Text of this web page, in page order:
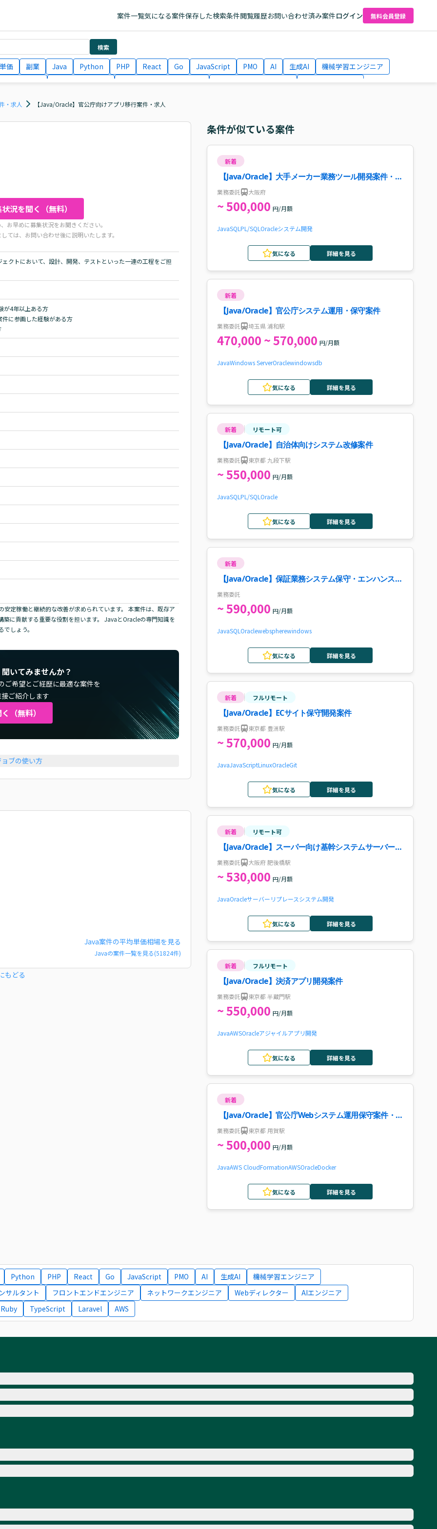
案件一覧気になる案件保存した検索条件閲覧履歴お問い合わせ済み案件ログイン 無料会員登録
検索
価 副業 Java Python PHP React Go JavaScript PMO AI 生成AI
機械学習エンジニア
月収100万円 業務委託
・求人 【Java/Oracle】官公庁向けアプリ移行案件・求人
況を聞く（無料）
お早めに募集状況をお聞きください。
ては、お問い合わせ後に説明いたします。
クトにおいて、設計、開発、テストといった一連の工程をご担
が4年以上ある方
に参画した経験がある方
定稼働と継続的な改善が求められています。 本案件は、既存ア
に貢献する重要な役割を担います。 JavaとOracleの専門知識を
しょう。
いてみませんか？
ご希望とご経歴に最適な案件を
ご紹介します
（無料）
ブの使い方
Java案件の平均単価相場を見る
Javaの案件一覧を見る(51824件)
もどる
条件が似ている案件
新着
【Java/Oracle】大手メーカー業務ツール開発案件・求
人
業務委託 大阪府
~ 500,000 円/月額
JavaSQL PL/SQL Oracleシステム開発
気になる 詳細を見る
新着
【Java/Oracle】官公庁システム運用・保守案件
業務委託 埼玉県 浦和駅
470,000 ~ 570,000 円/月額
JavaWindows ServerOraclewindowsdb
気になる 詳細を見る
新着 リモート可
【Java/Oracle】自治体向けシステム改修案件
業務委託 東京都 九段下駅
~ 550,000 円/月額
JavaSQL PL/SQL Oracle
気になる 詳細を見る
新着
【Java/Oracle】保証業務システム保守・エンハンス案
件・求人
業務委託
~ 590,000 円/月額
JavaSQL Oraclewebspherewindows
気になる 詳細を見る
新着 フルリモート
【Java/Oracle】ECサイト保守開発案件
業務委託 東京都 豊洲駅
~ 570,000 円/月額
JavaJavaScriptLinuxOracleGit
気になる 詳細を見る
新着 リモート可
【Java/Oracle】スーパー向け基幹システムサーバーリ
プレースに伴う改修案件
業務委託 大阪府 肥後橋駅
~ 530,000 円/月額
JavaOracleサーバーリプレースシステム開発
気になる 詳細を見る
新着 フルリモート
【Java/Oracle】決済アプリ開発案件
業務委託 東京都 半蔵門駅
~ 550,000 円/月額
JavaAWSOracleアジャイルアプリ開発
気になる 詳細を見る
新着
【Java/Oracle】官公庁Webシステム運用保守案件・求
人
業務委託 東京都 用賀駅
~ 500,000 円/月額
JavaAWS CloudFormationAWSOracleDocker
気になる 詳細を見る
Python PHP React Go JavaScript PMO AI 生成AI
機械学習エンジニア
サルタント
フロントエンドエンジニア ネットワークエンジニア Webディレクター
AIエンジニア
Ruby
TypeScript Laravel AWS